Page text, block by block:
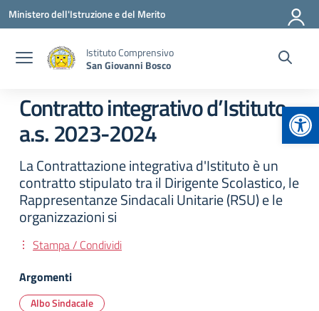
Vai ai contenuti
Vai al menu di navigazione
Vai al footer
Ministero dell'Istruzione e del Merito
Istituto Comprensivo
San Giovanni Bosco
Contratto integrativo d’Istituto
a.s. 2023-2024
La Contrattazione integrativa d'Istituto è un
contratto stipulato tra il Dirigente Scolastico, le
Rappresentanze Sindacali Unitarie (RSU) e le
organizzazioni si
Stampa / Condividi
Argomenti
Albo Sindacale